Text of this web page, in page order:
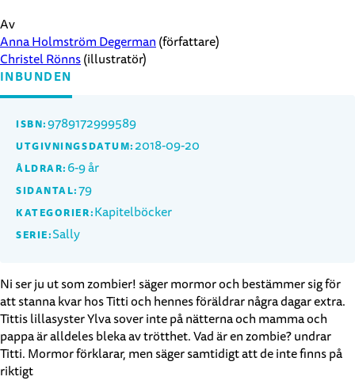
Av
Anna Holmström Degerman (författare)
Christel Rönns(illustratör)
INBUNDEN
ISBN:9789172999589
UTGIVNINGSDATUM: 2018-09-20
ÅLDRAR: 6-9 år
SIDANTAL:79
KATEGORIER:Kapitelböcker
SERIE:Sally
Ni ser ju ut som zombier! säger mormor och bestämmer sig för
att stanna kvar hos Titti och hennes föräldrar några dagar extra.
Tittis lillasyster Ylva sover inte på nätterna och mamma och
pappa är alldeles bleka av trötthet. Vad är en zombie? undrar
Titti. Mormor förklarar, men säger samtidigt att de inte finns på
riktigt